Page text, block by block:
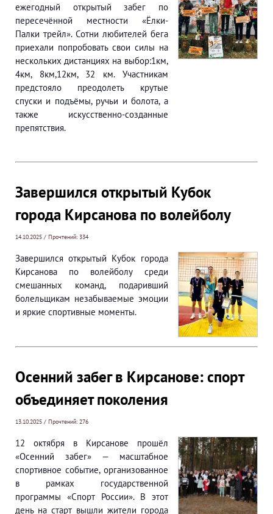
ежегодный открытый забег по
пересечённой местности «Ёлки-
Палки трейл». Сотни любителей бега
приехали попробовать свои силы на
нескольких дистанциях на выбор:1км,
4км, 8км,12км, 32 км. Участникам
предстояло преодолеть крутые
спуски и подъёмы, ручьи и болота, а
также искусственно-созданные
препятствия.
Завершился открытый Кубок
города Кирсанова по волейболу
14.10.2025 / Прочтений: 334
Завершился открытый Кубок города
Кирсанова по волейболу среди
смешанных команд, подаривший
болельщикам незабываемые эмоции
и яркие спортивные моменты.
Осенний забег в Кирсанове: спорт
объединяет поколения
13.10.2025 / Прочтений: 276
12 октября в Кирсанове прошёл
«Осенний забег» — масштабное
спортивное событие, организованное
в рамках государственной
программы «Спорт России». В этот
день на старт вышли жители города